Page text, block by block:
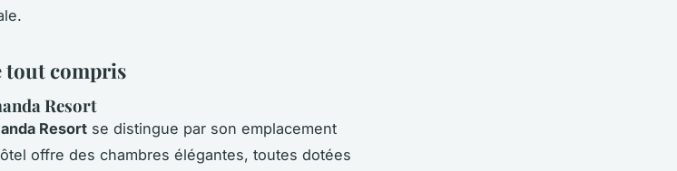
tout compris
Resort
Resort se distingue par son emplacement
offre des chambres élégantes, toutes dotées